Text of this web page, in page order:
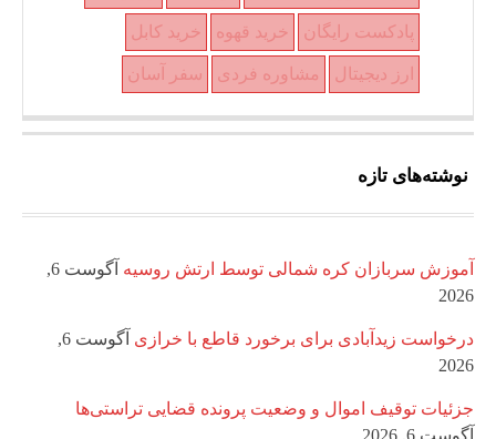
پادکست رایگان خرید قهوه خرید کابل
ارز دیجیتال مشاوره فردی سفر آسان
نوشته‌های تازه
آموزش سربازان کره شمالی توسط ارتش روسیه
آگوست 6,
2026
درخواست زیدآبادی برای برخورد قاطع با خرازی
آگوست 6,
2026
جزئیات توقیف اموال و وضعیت پرونده قضایی تراستی‌ها
آگوست 6, 2026